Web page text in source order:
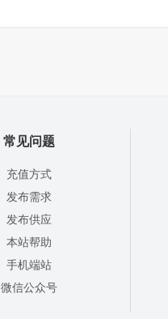
常见问题
充值方式
发布需求
发布供应
本站帮助
手机端站
微信公众号